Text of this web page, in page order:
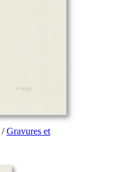
/Gravures et